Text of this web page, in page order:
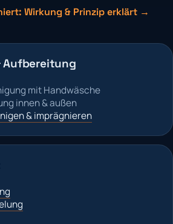
Wirkung & Prinzip erklärt →
Aufbereitung
mit Handwäsche
innen & außen
& imprägnieren